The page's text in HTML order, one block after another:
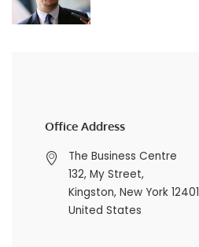
Office Address
The Business Centre
132, My Street,
Kingston, New York 12401
United States